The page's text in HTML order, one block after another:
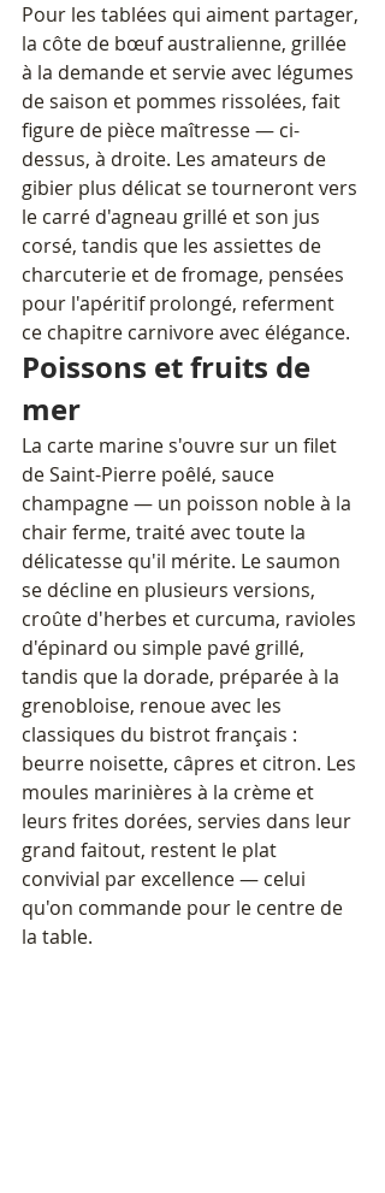
Pour les tablées qui aiment partager,
la côte de bœuf australienne, grillée
à la demande et servie avec légumes
de saison et pommes rissolées, fait
figure de pièce maîtresse — ci-
dessus, à droite. Les amateurs de
gibier plus délicat se tourneront vers
le carré d'agneau grillé et son jus
corsé, tandis que les assiettes de
charcuterie et de fromage, pensées
pour l'apéritif prolongé, referment
ce chapitre carnivore avec élégance.
Poissons et fruits de
mer
La carte marine s'ouvre sur un filet
de Saint-Pierre poêlé, sauce
champagne — un poisson noble à la
chair ferme, traité avec toute la
délicatesse qu'il mérite. Le saumon
se décline en plusieurs versions,
croûte d'herbes et curcuma, ravioles
d'épinard ou simple pavé grillé,
tandis que la dorade, préparée à la
grenobloise, renoue avec les
classiques du bistrot français :
beurre noisette, câpres et citron. Les
moules marinières à la crème et
leurs frites dorées, servies dans leur
grand faitout, restent le plat
convivial par excellence — celui
qu'on commande pour le centre de
la table.